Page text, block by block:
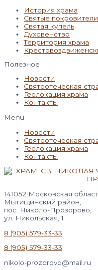
История храма
Святые
Святая купель
Духовенство
Территория храма
Полезное
Новости
Святоотеческая
Геолокация храма
Контакты
Menu
Новости
Святоотеческая
Геолокация храма
Контакты
141052 Московская
Мытищинский район,
пос. Николо-Прозорово,
ул. Никольская, 1
8 (905) 579-33-33
8 (905) 579-33-33
nikolo-prozorovo@mail.ru